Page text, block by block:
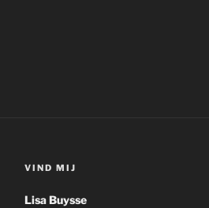
VIND MIJ
Lisa Buysse